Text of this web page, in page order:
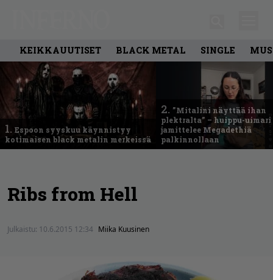
KEIKKAUUTISET BLACK METAL SINGLE
1. Espoon syyskuu käynnistyy
kotimaisen black metalin merkeissä
2. ”Mitalini näyttää ihan
plektralta” – huippu-uimari
jamittelee Megadethiä
palkinnollaan
Ribs from Hell
Julkaistu: 10.6.2015 12:34 Miika Kuusinen